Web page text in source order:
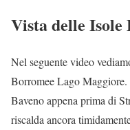
Vista delle Isole
Nel seguente video
Borromee Lago
Baveno appena prima di
riscalda ancora